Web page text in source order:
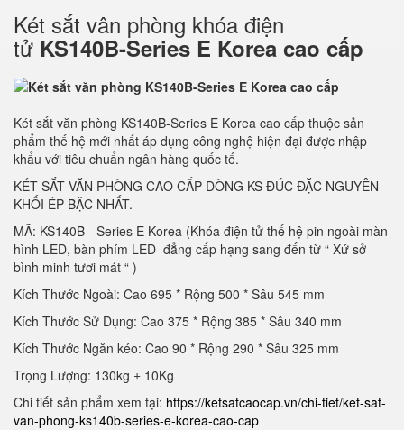
Két sắt vân phòng khóa điện
tử KS140B-Series E Korea cao cấp
Két sắt văn phòng KS140B-Series E Korea cao cấp thuộc sản
phẩm thế hệ mới nhất áp dụng công nghệ hiện đại được nhập
khẩu với tiêu chuẩn ngân hàng quốc tế.
KÉT SẮT VĂN PHÒNG CAO CẤP DÒNG KS ĐÚC ĐẶC NGUYÊN
KHỐI ÉP BẬC NHẤT.
MÃ: KS140B - Series E Korea (Khóa điện tử thế hệ pin ngoài màn
hình LED, bàn phím LED đẳng cấp hạng sang đến từ “ Xứ sở
bình minh tươi mát “ )
Kích Thước Ngoài: Cao 695 * Rộng 500 * Sâu 545 mm
Kích Thước Sử Dụng: Cao 375 * Rộng 385 * Sâu 340 mm
Kích Thước Ngăn kéo: Cao 90 * Rộng 290 * Sâu 325 mm
Trọng Lượng: 130kg ± 10Kg
Chi tiết sản phẩm xem tại: https://ketsatcaocap.vn/chi-tiet/ket-sat-
van-phong-ks140b-series-e-korea-cao-cap